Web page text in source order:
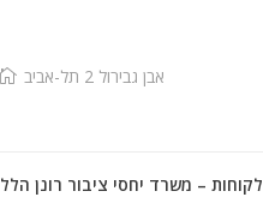
אבן גבירול 2 תל-אביב
לקוחות – משרד יחסי ציבור רונן הלל